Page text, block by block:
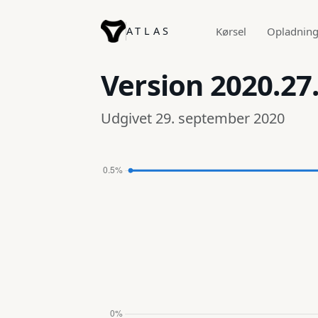
ATLAS Kørsel Opladning
Version
Udgivet 29. september 2020